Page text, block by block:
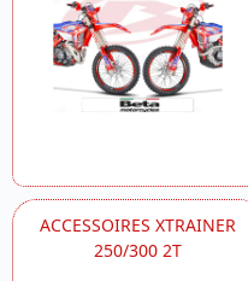
ACCESSOIRES XTRAINER
250/300 2T